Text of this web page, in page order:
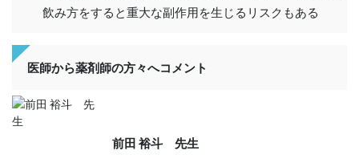
飲み方をすると重大な副作用を生じるリスクもある
医師から薬剤師の方々へコメント
前田 裕斗 先生